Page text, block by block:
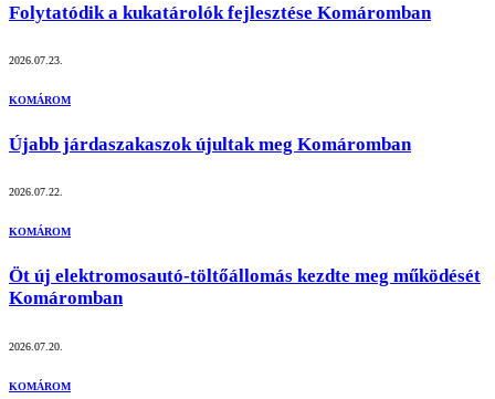
Folytatódik a kukatárolók fejlesztése Komáromban
2026.07.23.
KOMÁROM
Újabb járdaszakaszok újultak meg Komáromban
2026.07.22.
KOMÁROM
Öt új elektromosautó-töltőállomás kezdte meg működését
Komáromban
2026.07.20.
KOMÁROM